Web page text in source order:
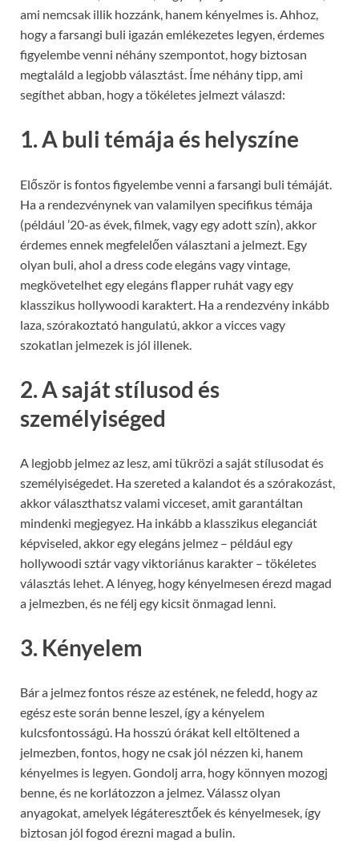
ami nemcsak illik hozzánk, hanem kényelmes is. Ahhoz,
hogy a farsangi buli igazán emlékezetes legyen, érdemes
figyelembe venni néhány szempontot, hogy biztosan
megtaláld a legjobb választást. Íme néhány tipp, ami
segíthet abban, hogy a tökéletes jelmezt válaszd:
1.A buli témája és helyszíne
Először is fontos figyelembe venni a farsangi buli témáját.
Ha a rendezvénynek van valamilyen specifikus témája
(például ’20-as évek, filmek, vagy egy adott szín), akkor
érdemes ennek megfelelően választani a jelmezt. Egy
olyan buli, ahol a dress code elegáns vagy vintage,
megkövetelhet egy elegáns flapper ruhát vagy egy
klasszikus hollywoodi karaktert. Ha a rendezvény inkább
laza, szórakoztató hangulatú, akkor a vicces vagy
szokatlan jelmezek is jól illenek.
2.A saját stílusod és
személyiséged
A legjobb jelmez az lesz, ami tükrözi a saját stílusodat és
személyiségedet. Ha szereted a kalandot és a szórakozást,
akkor választhatsz valami vicceset, amit garantáltan
mindenki megjegyez. Ha inkább a klasszikus eleganciát
képviseled, akkor egy elegáns jelmez – például egy
hollywoodi sztár vagy viktoriánus karakter – tökéletes
választás lehet. A lényeg, hogy kényelmesen érezd magad
a jelmezben, és ne félj egy kicsit önmagad lenni.
3. Kényelem
Bár a jelmez fontos része az estének, ne feledd, hogy az
egész este során benne leszel, így a kényelem
kulcsfontosságú. Ha hosszú órákat kell eltöltened a
jelmezben, fontos, hogy ne csak jól nézzen ki, hanem
kényelmes is legyen. Gondolj arra, hogy könnyen mozogj
benne, és ne korlátozzon a jelmez. Válassz olyan
anyagokat, amelyek légáteresztőek és kényelmesek, így
biztosan jól fogod érezni magad a bulin.